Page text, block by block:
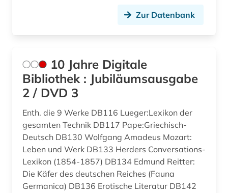
arabische philosophie (1)
arabistik (7)
aramäisch (1)
arbeiterbewegung (1)
arbeitsmarkt (1)
arbeitsrecht (1)
arbeitssicherheit (1)
Italien (9)
Japan (6)
Jugoslawien (1)
Kroatien (2)
Lettland (1)
Litauen (3)
Luxemburg (2)
Zur Datenbank
10 Jahre Digitale
Bibliothek : Jubiläumsausgabe
2 / DVD 3
Enth. die 9 Werke DB116 Lueger:Lexikon der
gesamten Technik DB117 Pape:Griechisch-
Deutsch DB130 Wolfgang Amadeus Mozart:
Leben und Werk DB133 Herders Conversations-
Lexikon (1854-1857) DB134 Edmund Reitter:
Die Käfer des deutschen Reiches (Fauna
Germanica) DB136 Erotische Literatur DB142